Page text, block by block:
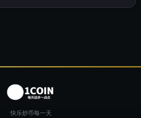
快乐炒币每一天